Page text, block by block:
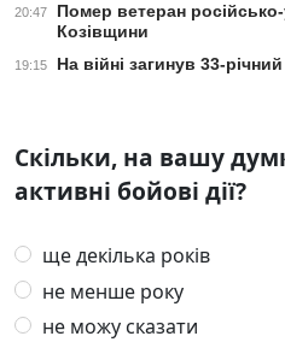
20:47
Помер ветеран російсько-
Козівщини
19:15 На війні загинув 33-
Скільки, на вашу
активні бойові дії?
ще декілька років
не менше року
не можу сказати